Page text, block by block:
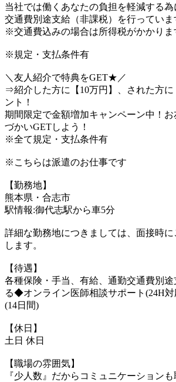
当社では働くあなたの負担を軽減する為
交通費別途支給（非課税）を行っていま
※交通費込みの場合は所得税がかかりま
※規定・支払条件有
＼友人紹介で特典をGET★／
⇒紹介した方に【10万円】、された方
ント！
期間限定で金額増加キャンペーン中！お
づかいGETしよう！
※全て規定・支払条件有
※こちらは派遣のお仕事です
【勤務地】
熊本県・合志市
駅情報:御代志駅から車5分
詳細な勤務地につきましては、面接時
します。
【待遇】
各種保険・手当、有給、通勤交通費別
る◆オンライン医師相談サポート(24H
(14日間)
【休日】
土日 休日
【職場の雰囲気】
『少人数』だからコミュニケーションも